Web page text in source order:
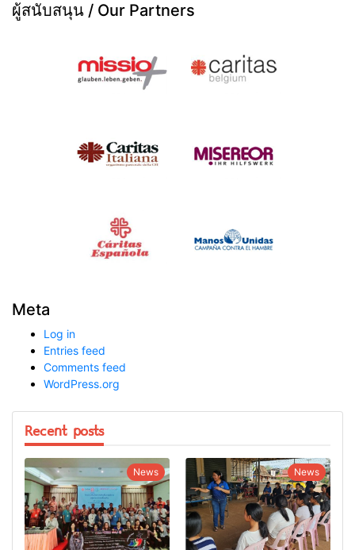
ผู้สนับสนุน / Our Partners
Meta
Log in
Entries feed
Comments feed
WordPress.org
Recent posts
News News